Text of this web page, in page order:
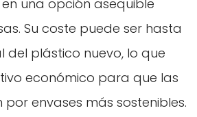
una opción asequible
Su coste puede ser hasta
del plástico nuevo, lo que
económico para que las
envases más sostenibles.